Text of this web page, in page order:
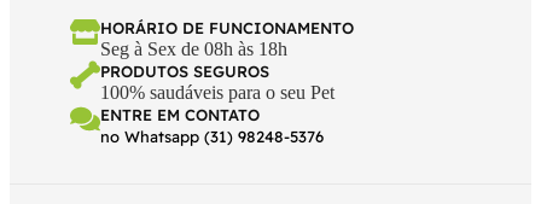
HORÁRIO DE FUNCIONAMENTO
Seg à Sex de 08h às 18h
PRODUTOS SEGUROS
100% saudáveis para o seu Pet
ENTRE EM CONTATO
no Whatsapp (31) 98248-5376